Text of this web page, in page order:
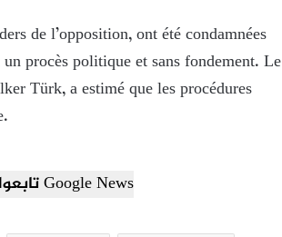
de l’opposition, ont été condamnées
procès politique et sans fondement. Le
Türk, a estimé que les procédures
تابعوا آخر أخبار الأوبزرفر العربي عبر Google News